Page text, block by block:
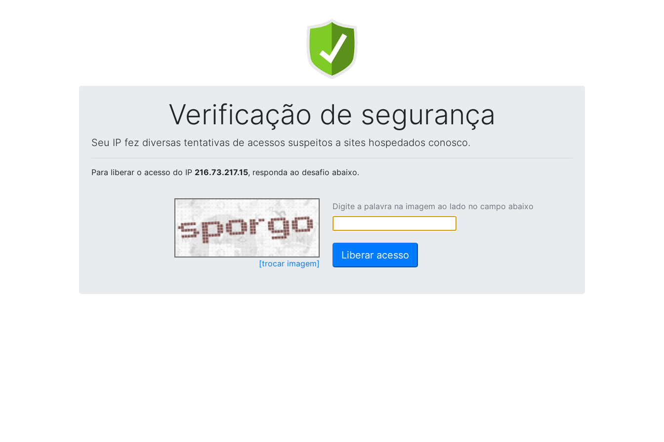
Verificação de segurança
Seu IP fez diversas tentativas de acessos suspeitos a sites hospedados conosco.
Para liberar o acesso do IP 216.73.217.15, responda ao desafio abaixo.
[trocar imagem]
Digite a palavra na imagem ao lado no campo abaixo